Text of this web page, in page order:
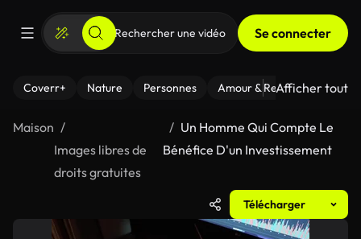
Se connecter
Coverr+ Nature Personnes Amour & Relations Le
Afficher tout
Maison
Images libres de
droits gratuites
Un Homme Qui Compte Le
Bénéfice D'un Investissement
Télécharger